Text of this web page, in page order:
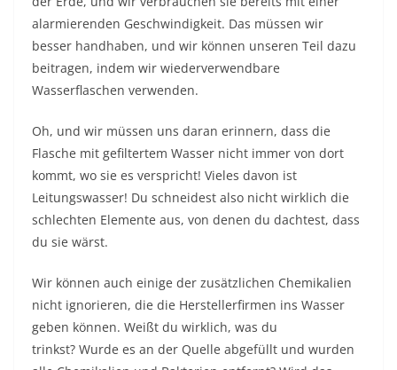
alarmierenden Geschwindigkeit. Das müssen wir
besser handhaben, und wir können unseren Teil dazu
beitragen, indem wir wiederverwendbare
Wasserflaschen verwenden.
Oh, und wir müssen uns daran erinnern, dass die
Flasche mit gefiltertem Wasser nicht immer von dort
kommt, wo sie es verspricht! Vieles davon ist
Leitungswasser! Du schneidest also nicht wirklich die
schlechten Elemente aus, von denen du dachtest, dass
du sie wärst.
Wir können auch einige der zusätzlichen Chemikalien
nicht ignorieren, die die Herstellerfirmen ins Wasser
geben können. Weißt du wirklich, was du
trinkst? Wurde es an der Quelle abgefüllt und wurden